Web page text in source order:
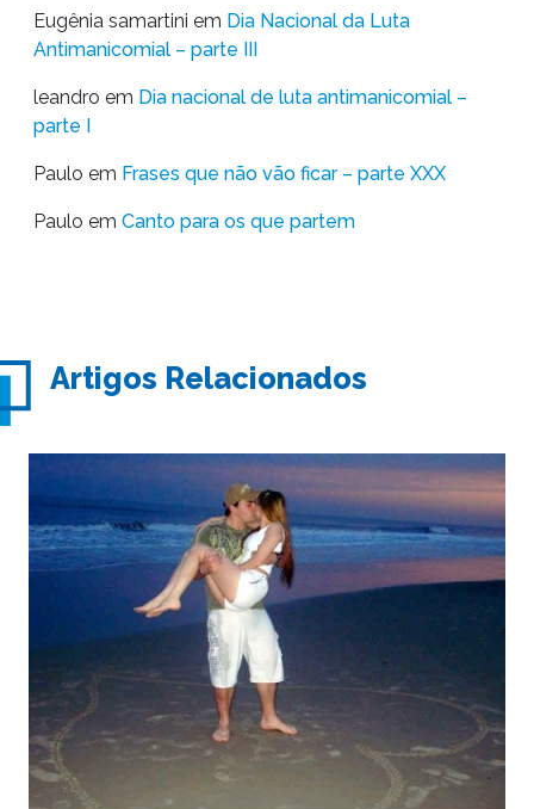
Eugênia samartini em Dia Nacional da Luta
Antimanicomial – parte III
leandro em Dia nacional de luta antimanicomial –
parte I
Paulo em Frases que não vão ficar – parte XXX
Paulo em Canto para os que partem
Artigos Relacionados